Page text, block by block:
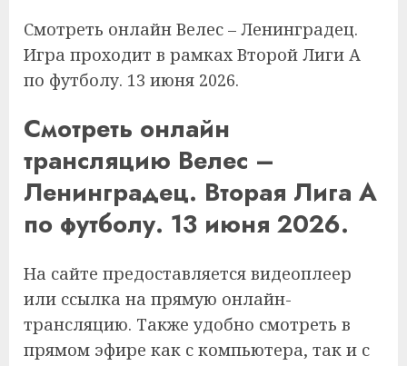
Смотреть онлайн Велес – Ленинградец.
Игра проходит в рамках Второй Лиги А
по футболу. 13 июня 2026.
Смотреть онлайн
трансляцию Велес –
Ленинградец. Вторая Лига А
по футболу. 13 июня 2026.
На сайте предоставляется видеоплеер
или ссылка на прямую онлайн-
трансляцию. Также удобно смотреть в
прямом эфире как с компьютера, так и с